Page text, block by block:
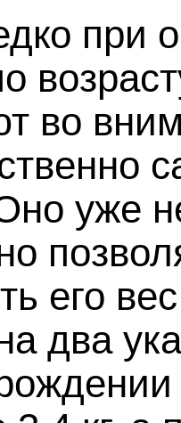
при
во
уже
его
два